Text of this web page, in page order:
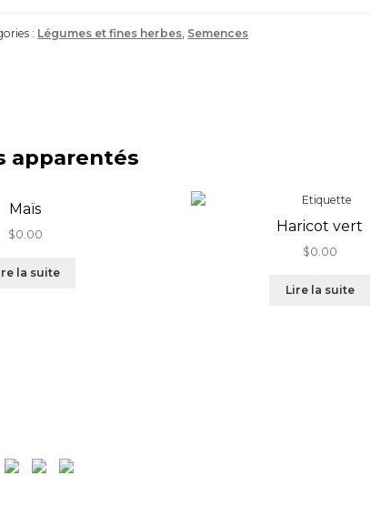
: Légumes et fines herbes, Semences
apparentés
Maïs
$0.00
la suite
Haricot vert
$0.00
Lire la suite